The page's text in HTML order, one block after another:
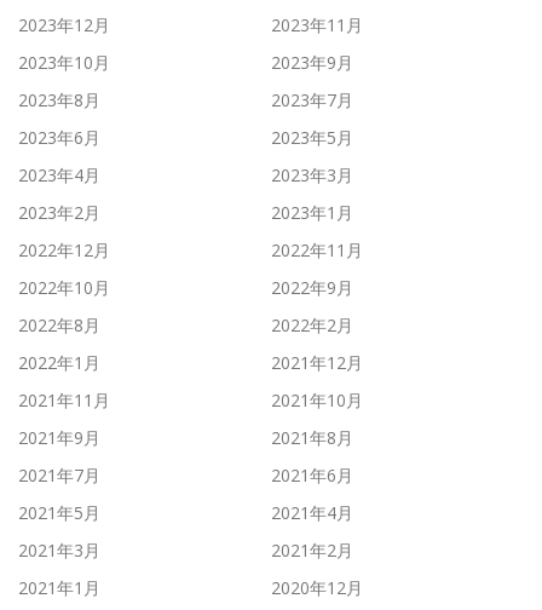
2023年12月
2023年11月
2023年10月
2023年9月
2023年8月
2023年7月
2023年6月
2023年5月
2023年4月
2023年3月
2023年2月
2023年1月
2022年12月
2022年11月
2022年10月
2022年9月
2022年8月
2022年2月
2022年1月
2021年12月
2021年11月
2021年10月
2021年9月
2021年8月
2021年7月
2021年6月
2021年5月
2021年4月
2021年3月
2021年2月
2021年1月
2020年12月